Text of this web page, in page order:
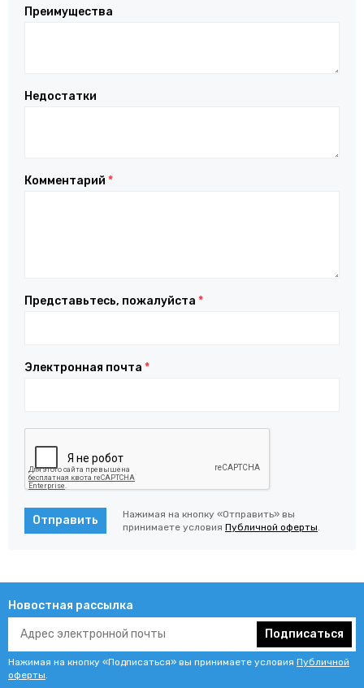
Преимущества
Недостатки
Комментарий *
Представьтесь, пожалуйста *
Электронная почта *
Отправить
Нажимая на кнопку «Отправить» вы
принимаете условия Публичной оферты.
Новостная рассылка
Подписаться
Нажимая на кнопку «Подписаться» вы принимаете условия Публичной
оферты.